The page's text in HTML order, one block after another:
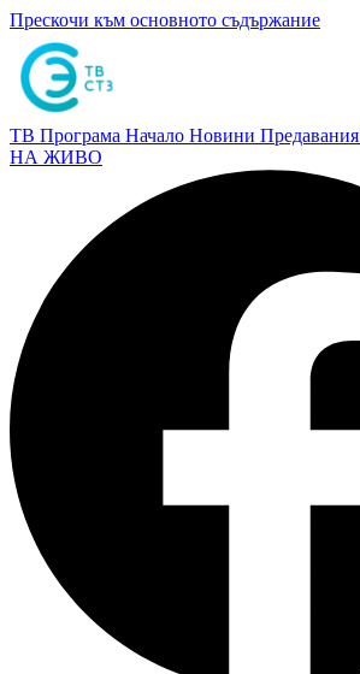
Прескочи към основното съдържание
ТВ Програма Начало Новини Предавания
НА ЖИВО